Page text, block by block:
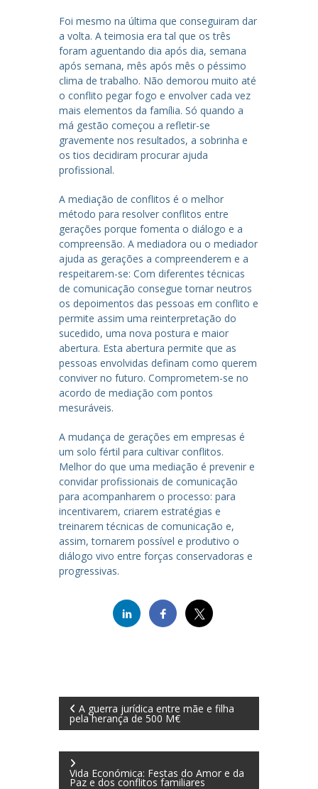
Foi mesmo na última que conseguiram dar
a volta. A teimosia era tal que os três
foram aguentando dia após dia, semana
após semana, mês após mês o péssimo
clima de trabalho. Não demorou muito até
o conflito pegar fogo e envolver cada vez
mais elementos da família. Só quando a
má gestão começou a refletir-se
gravemente nos resultados, a sobrinha e
os tios decidiram procurar ajuda
profissional.
A mediação de conflitos é o melhor
método para resolver conflitos entre
gerações porque fomenta o diálogo e a
compreensão. A mediadora ou o mediador
ajuda as gerações a compreenderem e a
respeitarem-se: Com diferentes técnicas
de comunicação consegue tornar neutros
os depoimentos das pessoas em conflito e
permite assim uma reinterpretação do
sucedido, uma nova postura e maior
abertura. Esta abertura permite que as
pessoas envolvidas definam como querem
conviver no futuro. Comprometem-se no
acordo de mediação com pontos
mesuráveis.
A mudança de gerações em empresas é
um solo fértil para cultivar conflitos.
Melhor do que uma mediação é prevenir e
convidar profissionais de comunicação
para acompanharem o processo: para
incentivarem, criarem estratégias e
treinarem técnicas de comunicação e,
assim, tornarem possível e produtivo o
diálogo vivo entre forças conservadoras e
progressivas.
N
a
v
A guerra jurídica entre mãe e filha
pela herança de 500 M€
Vida Económica: Festas do Amor e da
Paz e dos conflitos familiares